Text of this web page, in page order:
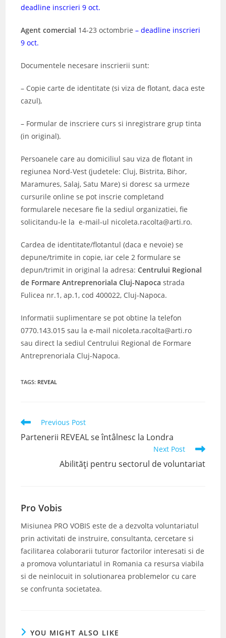
deadline inscrieri 9 oct.
Agent comercial 14-23 octombrie – deadline inscrieri
9 oct.
Documentele necesare inscrierii sunt:
– Copie carte de identitate (si viza de flotant, daca este
cazul),
– Formular de inscriere curs si inregistrare grup tinta
(in original).
Persoanele care au domiciliul sau viza de flotant in
regiunea Nord-Vest (judetele: Cluj, Bistrita, Bihor,
Maramures, Salaj, Satu Mare) si doresc sa urmeze
cursurile online se pot inscrie completand
formularele necesare fie la sediul organizatiei, fie
solicitandu-le la e-mail-ul nicoleta.racolta@arti.ro.
Cardea de identitate/flotantul (daca e nevoie) se
depune/trimite in copie, iar cele 2 formulare se
depun/trimit in original la adresa:Centrului Regional
de Formare Antreprenoriala Cluj-Napoca strada
Fulicea nr.1, ap.1, cod 400022, Cluj-Napoca.
Informatii suplimentare se pot obtine la telefon
0770.143.015 sau la e-mail nicoleta.racolta@arti.ro
sau direct la sediul Centrului Regional de Formare
Antreprenoriala Cluj-Napoca.
TAGS: REVEAL
Read
articles
Previous Post
Partenerii REVEAL se întâlnesc la Londra
Next Post
Abilități pentru sectorul de voluntariat
Pro Vobis
Misiunea PRO VOBIS este de a dezvolta voluntariatul
prin activitati de instruire, consultanta, cercetare si
facilitarea colaborarii tuturor factorilor interesati si de
a promova voluntariatul in Romania ca resursa viabila
si de neinlocuit in solutionarea problemelor cu care
se confrunta societatea.
YOU MIGHT ALSO LIKE